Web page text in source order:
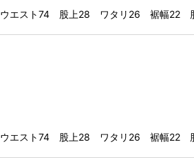
：ウエスト74 股上28 ワタリ26 裾幅22
：ウエスト74 股上28 ワタリ26 裾幅22